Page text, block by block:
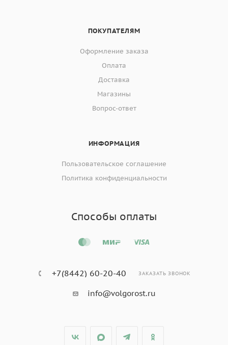
ПОКУПАТЕЛЯМ
Оформление заказа
Оплата
Доставка
Магазины
Вопрос-ответ
ИНФОРМАЦИЯ
Пользовательское соглашение
Политика конфиденциальности
Способы оплаты
+7(8442) 60-20-40 ЗАКАЗАТЬ ЗВОНОК
info@volgorost.ru